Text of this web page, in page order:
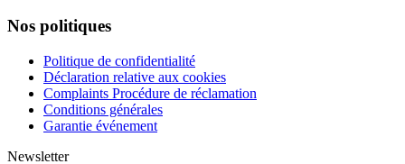
Nos politiques
Politique de confidentialité
Déclaration relative aux cookies
Complaints Procédure de réclamation
Conditions générales
Garantie événement
Newsletter